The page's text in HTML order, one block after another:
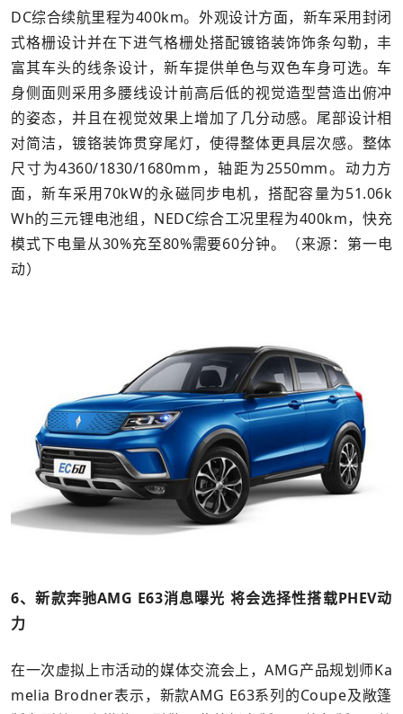
DC综合续航里程为400km。外观设计方面，新车采用封闭
式格栅设计并在下进气格栅处搭配镀铬装饰饰条勾勒，丰
富其车头的线条设计，新车提供单色与双色车身可选。车
身侧面则采用多腰线设计前高后低的视觉造型营造出俯冲
的姿态，并且在视觉效果上增加了几分动感。尾部设计相
对简洁，镀铬装饰贯穿尾灯，使得整体更具层次感。整体
尺寸为4360/1830/1680mm，轴距为2550mm。动力方
面，新车采用70kW的永磁同步电机，搭配容量为51.06k
Wh的三元锂电池组，NEDC综合工况里程为400km，快充
模式下电量从30%充至80%需要60分钟。（来源：第一电
动）
6、新款奔驰AMG E63消息曝光 将会选择性搭载PHEV动
力
在一次虚拟上市活动的媒体交流会上，AMG产品规划师Ka
melia Brodner表示，新款AMG E63系列的Coupe及敞篷